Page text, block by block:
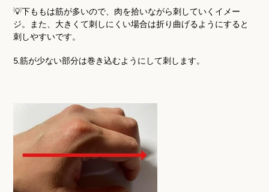
💡下ももは筋が多いので、肉を拾いながら刺していくイメー
ジ。また、大きくて刺しにくい場合は折り曲げるようにすると
刺しやすいです。
5.筋が少ない部分は巻き込むようにして刺します。